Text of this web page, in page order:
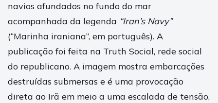
navios afundados no fundo do mar
acompanhada da legenda “Iran’s Navy”
(“Marinha iraniana”, em português). A
publicação foi feita na Truth Social, rede social
do republicano. A imagem mostra embarcações
destruídas submersas e é uma provocação
direta ao Irã em meio a uma escalada de tensão,